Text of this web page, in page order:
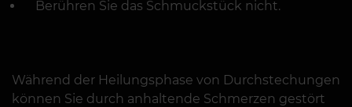
Berühren Sie das Schmuckstück nicht.
Während der Heilungsphase von Durchstechungen
können Sie durch anhaltende Schmerzen gestört